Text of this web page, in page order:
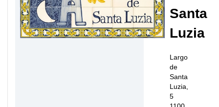
Santa
Luzia
Largo
de
Santa
Luzia,
5